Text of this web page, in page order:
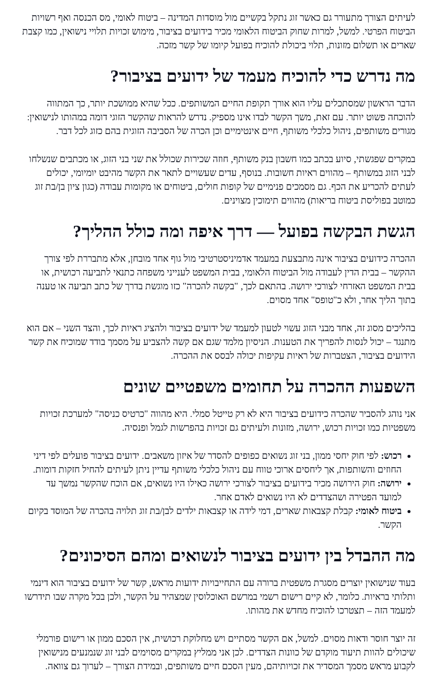
לעיתים הצורך מתעורר גם כאשר זוג נתקל בקשיים מול מוסדות המדינה – ביטוח לאומי, מס הכנסה ואף רשויות
הביטוח הפרטי. למשל, למרות שחוק הביטוח הלאומי מכיר בידועים בציבור, מימוש זכויות תלויי נישואין, כמו קצבת
שארים או תשלום מזונות, תלוי ביכולת להוכיח בפועל קיומו של קשר מזכה.
מה נדרש כדי להוכיח מעמד של ידועים בציבור?
הדבר הראשון שמסתכלים עליו הוא אורך תקופת החיים המשותפים. ככל שהיא ממושכת יותר, כך המתווה
להוכחה פשוט יותר. עם זאת, משך הקשר לבדו אינו מספיק. נדרש להראות שהקשר הזוגי דומה במהותו לנישואין:
מגורים משותפים, ניהול כלכלי משותף, חיים אינטימיים וכן הכרה של הסביבה הזוגית בהם כזוג לכל דבר.
במקרים שפגשתי, סיוע בכתב כמו חשבון בנק משותף, חוזה שכירות שכולל את שני בני הזוג, או מכתבים שנשלחו
לבני הזוג במשותף – מהווים ראיות חשובות. בנוסף, עדים שעשויים לתאר את הקשר מהיבט יומיומי, יכולים
לעתים להכריע את הכף. גם מסמכים פנימיים של קופות חולים, ביטוחים או מקומות עבודה (כגון ציון בן/בת זוג
כמוטב בפוליסת ביטוח בריאות) מהווים תימוכין מצוינים.
הגשת הבקשה בפועל — דרך איפה ומה כולל ההליך?
ההכרה כידועים בציבור אינה מתבצעת במעמד אדמיניסטרטיבי מול גוף אחד מובחן, אלא מתבררת לפי צורך
ההקשר – בבית הדין לעבודה מול הביטוח הלאומי, בבית המשפט לענייני משפחה כתנאי לתביעה רכושית, או
בבית המשפט האזרחי לצורכי ירושה. בהתאם לכך, "בקשה להכרה" כזו מוגשת בדרך של כתב תביעה או טענה
בתוך הליך אחר, ולא כ"טופס" אחד מסוים.
בהליכים מסוג זה, אחד מבני הזוג עשוי לטעון למעמד של ידועים בציבור ולהציג ראיות לכך, והצד השני – אם הוא
מתנגד – יכול לנסות להפריך את הטענות. הניסיון מלמד שגם אם קשה להצביע על מסמך בודד שמוכיח את קשר
הידועים בציבור, הצטברות של ראיות עקיפות יכולה לבסס את ההכרה.
השפעות ההכרה על תחומים משפטיים שונים
אני נוהג להסביר שהכרה כידועים בציבור היא לא רק טייטל סמלי. היא מהווה "כרטיס כניסה" למערכת זכויות
משפטיות כמו זכויות רכוש, ירושה, מזונות ולעיתים גם זכויות בהפרשות לגמל ופנסיה.
רכוש: לפי חוק יחסי ממון, בני זוג נשואים כפופים להסדר של איזון משאבים. ידועים בציבור פועלים לפי דיני
החוזים והשותפות, אך ליחסים ארוכי טווח עם ניהול כלכלי משותף עדיין ניתן לעיתים להחיל חזקות דומות.
ירושה: חוק הירושה מכיר בידועים בציבור לצורכי ירושה כאילו היו נשואים, אם הוכח שהקשר נמשך עד
למועד הפטירה ושהצדדים לא היו נשואים לאדם אחר.
ביטוח לאומי: קבלת קצבאות שארים, דמי לידה או קצבאות ילדים לבן/בת זוג תלויה בהכרה של המוסד בקיום
הקשר.
מה ההבדל בין ידועים בציבור לנשואים ומהם הסיכונים?
בעוד שנישואין יוצרים מסגרת משפטית ברורה עם התחייבויות ידועות מראש, קשר של ידועים בציבור הוא דינמי
ותלותי בראיות. כלומר, לא קיים רישום רשמי במרשם האוכלוסין שמצהיר על הקשר, ולכן בכל מקרה שבו תידרשו
למעמד הזה – תצטרכו להוכיח מחדש את מהותו.
זה יוצר חוסר ודאות מסוים. למשל, אם הקשר מסתיים ויש מחלוקת רכושית, אין הסכם ממון או רישום פורמלי
שיכולים להוות תיעוד מוקדם של כוונות הצדדים. לכן אני ממליץ במקרים מסוימים לבני זוג שנמנעים מנישואין
לקבוע מראש מסמך המסדיר את זכויותיהם, מעין הסכם חיים משותפים, ובמידת הצורך – לערוך גם צוואה.